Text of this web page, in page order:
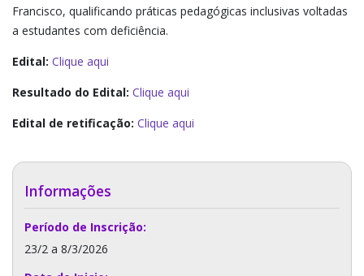
Francisco, qualificando práticas pedagógicas inclusivas voltadas
a estudantes com deficiência.
Edital: Clique aqui
Resultado do Edital: Clique aqui
Edital de retificação: Clique aqui
Informações
Período de Inscrição:
23/2 a 8/3/2026